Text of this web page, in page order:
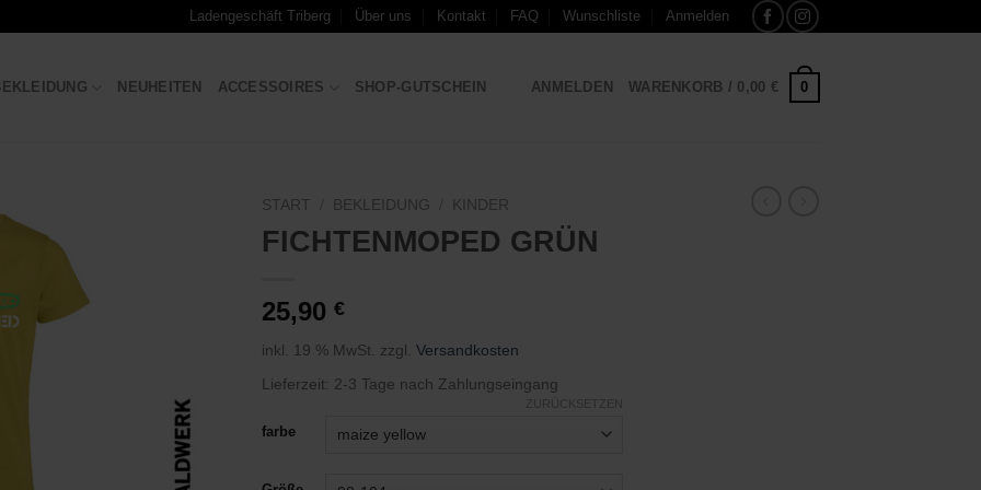
Ladengeschäft Triberg Über uns Kontakt FAQ Wunschliste Anmelden
NEUHEITEN ACCESSOIRES SHOP-GUTSCHEIN ANMELDEN WARENKORB / 0,00 € 0
START BEKLEIDUNG KINDER
FICHTENMOPED GRÜN
25,90 €
inkl. 19 % MwSt. zzgl. Versandkosten
Lieferzeit: 2-3 Tage nach Zahlungseingang
farbe